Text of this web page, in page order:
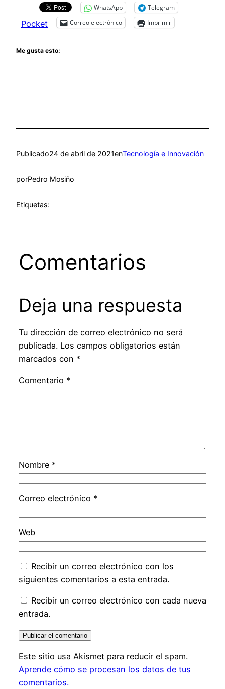
WhatsApp Telegram
Pocket Correo electrónico Imprimir
Me gusta esto:
Publicado24 de abril de 2021enTecnología e Innovación
porPedro Mosiño
Etiquetas:
Comentarios
Deja una respuesta
Tu dirección de correo electrónico no será
publicada. Los campos obligatorios están
marcados con *
Comentario *
Nombre *
Correo electrónico *
Web
Recibir un correo electrónico con los
siguientes comentarios a esta entrada.
Recibir un correo electrónico con cada nueva
entrada.
Este sitio usa Akismet para reducir el spam.
Aprende cómo se procesan los datos de tus
comentarios.